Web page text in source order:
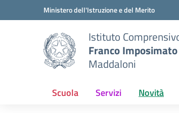
Vai ai contenuti
Vai al menu di navigazioneMinistero dell'Istruzione e del Merito
Istituto
Franco Imposimato
Maddaloni
Scuola Servizi Novità